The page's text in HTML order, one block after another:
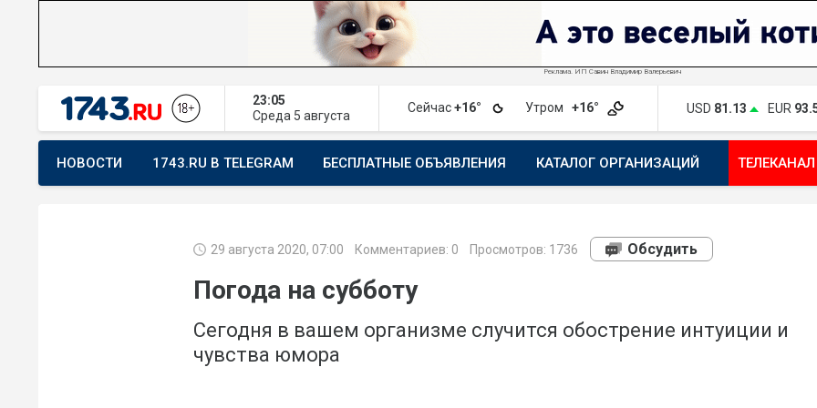
Реклама. ИП Савин Владимир Валерьевич
23:05
Среда 5 августа
Сейчас+16° Утром +16° USD 81.13 EUR
НОВОСТИ 1743.RU В TELEGRAM БЕСПЛАТНЫЕ ОБЪЯВЛЕНИЯ КАТАЛОГ ОРГАНИЗАЦИЙ
29 августа 2020, 07:00 Комментариев: 0 Просмотров: 1736 Обсудить
Погода на субботу
Сегодня в вашем организме случится обострение интуиции и
чувства юмора